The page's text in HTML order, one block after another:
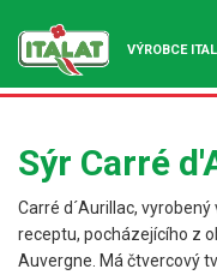
VÝROBCE
Sýr Carré
Carré d´Aurillac,
receptu, pocházejícího z
Auvergne. Má čtvercový